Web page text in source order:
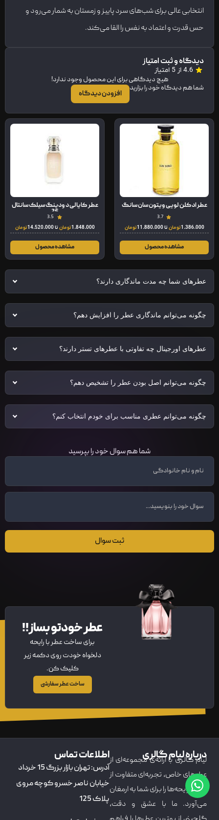
انتخابی عالی برای شب‌های سرد پاییز و زمستان به شمار می‌رود و
حس قدرت و اعتماد به نفس را القا می‌کند.
دیدگاه و ثبت امتیاز
4.6 از 5 امتیاز
هیچ دیدگاهی برای این محصول وجود ندارد!
شما هم دیدگاه خود را بزارید
افزودن دیدگاه
عطر ادکلن لویی ویتون سان سانگ
3.7
1.386.000تومانتا11.880.000 تومان
مشاهده محصول
عطر کایالی د ودینگ سیلک سانتال
36
3.5
1.848.000تومانتا14.520.000تومان
مشاهده محصول
عطرهای شما چه مدت ماندگاری دارند؟
چگونه می‌توانم ماندگاری عطر را افزایش دهم؟
عطرهای اورجینال چه تفاوتی با عطرهای تستر دارند؟
چگونه می‌توانم اصل بودن عطر را تشخیص دهم؟
چگونه می‌توانم عطری مناسب برای خودم انتخاب کنم؟
شما هم سوال خود را بپرسید
ثبت سوال
عطر خودتو بساز!!
برای ساخت عطر با رایحه
دلخواه خودت روی دکمه زیر
کلیک کن.
ساخت عطر سفارشی
درباره لیام گالری
لیام گالری با ارائه‌ی مجموعه‌ای از
عطرهای خاص، تجربه‌ای متفاوت از
دنیای رایحه‌ها را برای شما به ارمغان
می‌آورد. ما با عشق و دقت،
اطلاعات تماس
آدرس: تهران بازار بزرگ 15 خرداد
خیابان ناصر خسرو کوچه مروی
پلاک 125